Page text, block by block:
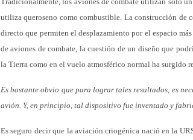
utiliza queroseno como combustible. La construcción de
directo que permiten el desplazamiento por el espacio
de aviones de combate, la cuestión de un diseño que
la Tierra como en el vuelo atmosférico normal ha surgido
Es bastante obvio que para lograr tales resultados, es
avión. Y, en principio, tal dispositivo fue inventado y
Es seguro decir que la aviación criogénica nació en la